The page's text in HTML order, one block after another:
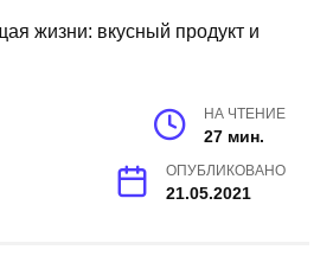
НА ЧТЕНИЕ
27 мин.
ОПУБЛИКОВАНО
21.05.2021